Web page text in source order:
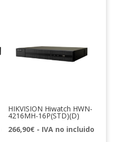
HIKVISION Hiwatch HWN-
4216MH-16P(STD)(D)
266,90€ - IVA no incluido